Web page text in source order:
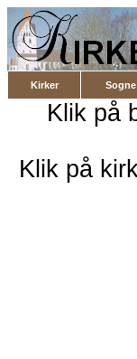
Kirker Sogne
Klik på
Klik på